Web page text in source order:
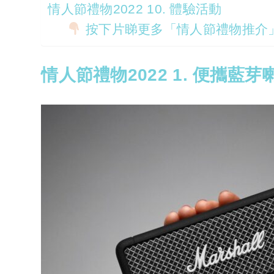
情人節禮物2022 10. 體驗活動
按下片睇更多「情人節禮物推介
情人節禮物2022 1. 便攜藍芽